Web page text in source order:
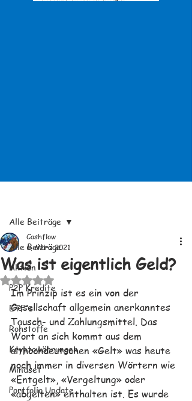
Alle Beiträge
Aktien
P2P Kredite
ETF's
Rohstoffe
Kryptowährungen
Mindset
Portfolio Update
Alle Beiträge
Was ist eigentlich Geld?
Cashflow
6. März 2021
Mit NaN von 5 Sternen bewertet.
Im Prinzip ist es ein von der
Gesellschaft allgemein anerkanntes
Tausch- und Zahlungsmittel. Das
Wort an sich kommt aus dem
althochdeutschen «Gelt» was heute
noch immer in diversen Wörtern wie
«Entgelt», «Vergeltung» oder
«abgelten» enthalten ist. Es wurde